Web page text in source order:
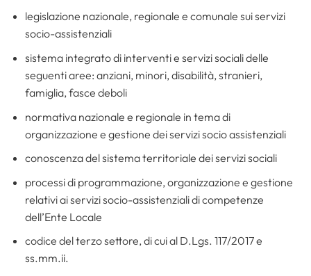
legislazione nazionale, regionale e comunale sui servizi
socio-assistenziali
sistema integrato di interventi e servizi sociali delle
seguenti aree: anziani, minori, disabilità, stranieri,
famiglia, fasce deboli
normativa nazionale e regionale in tema di
organizzazione e gestione dei servizi socio assistenziali
conoscenza del sistema territoriale dei servizi sociali
processi di programmazione, organizzazione e gestione
relativi ai servizi socio-assistenziali di competenze
dell’Ente Locale
codice del terzo settore, di cui al D.Lgs. 117/2017 e
ss.mm.ii.